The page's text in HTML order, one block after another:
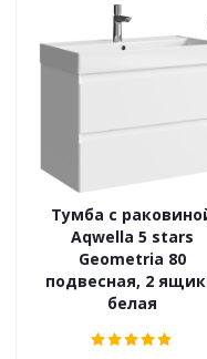
Тумба с
Aqwella 5 stars
Geometria 80
подвесная, 2
белая